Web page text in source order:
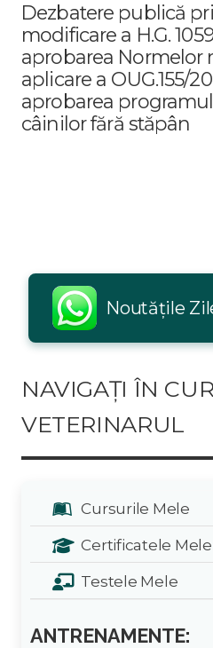
Dezbatere publică
modificare a H.G.
aprobarea Normelor
aplicare a OUG.155/
aprobarea
câinilor fără stăpân
Noutățile
NAVIGAȚI ÎN
VETERINARUL
Cursurile Mele
Certificatele Mele
Testele Mele
ANTRENAMENTE: